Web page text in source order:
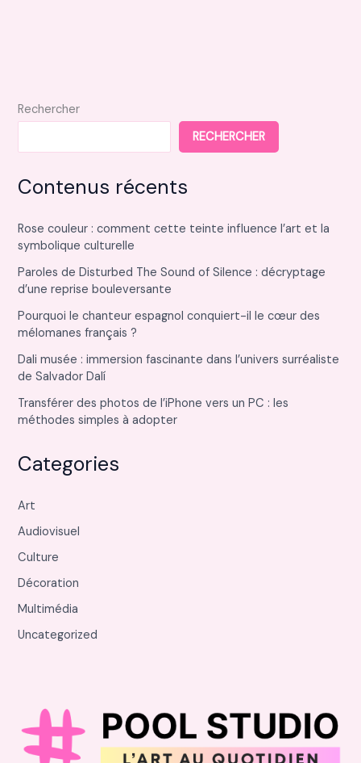
Rechercher
RECHERCHER
Contenus récents
Rose couleur : comment cette teinte influence l’art et la
symbolique culturelle
Paroles de Disturbed The Sound of Silence : décryptage
d’une reprise bouleversante
Pourquoi le chanteur espagnol conquiert-il le cœur des
mélomanes français ?
Dali musée : immersion fascinante dans l’univers surréaliste
de Salvador Dalí
Transférer des photos de l’iPhone vers un PC : les
méthodes simples à adopter
Categories
Art
Audiovisuel
Culture
Décoration
Multimédia
Uncategorized